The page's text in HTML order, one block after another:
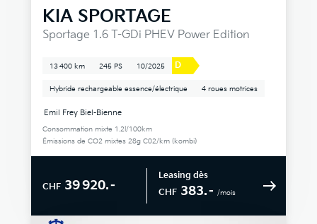
KIA SPORTAGE
Sportage 1.6 T-GDi PHEV Power Edition
13 400 km 245 PS 10/2025 D
Hybride rechargeable essence/électrique 4 roues motrices
Emil Frey Biel-Bienne
Consommation mixte 1.2l/100km
Émissions de CO2 mixtes 28g C02/km (kombi)
CHF 39 920.–
Leasing dès
CHF 383.– /mois